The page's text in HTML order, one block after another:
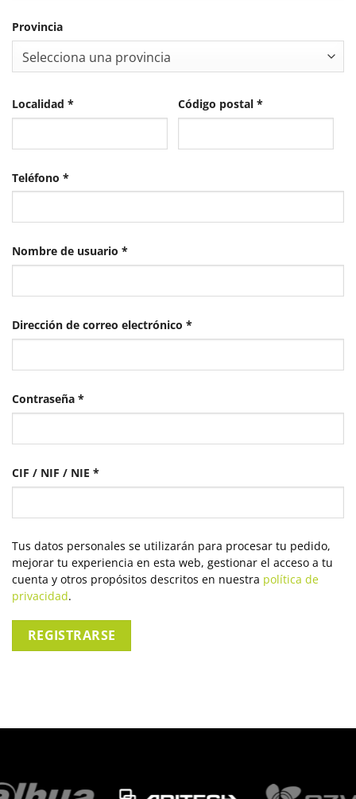
Provincia
Selecciona una provincia
Localidad * Código postal *
Teléfono *
Nombre de usuario *Obligatorio
Dirección de correo electrónico *Obligatorio
Contraseña *Obligatorio
CIF / NIF / NIE *
Tus datos personales se utilizarán para procesar tu pedido,
mejorar tu experiencia en esta web, gestionar el acceso a tu
cuenta y otros propósitos descritos en nuestra política de
privacidad.
REGISTRARSE